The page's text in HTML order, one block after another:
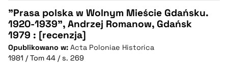
CZYSTY TEKST
pobierz cytat
"Prasa polska w Wolnym Mieście Gdańsku.
1920-1939", Andrzej Romanow, Gdańsk
1979 : [recenzja]
Opublikowano w: Acta Poloniae Historica
1981 / Tom 44 / s. 269